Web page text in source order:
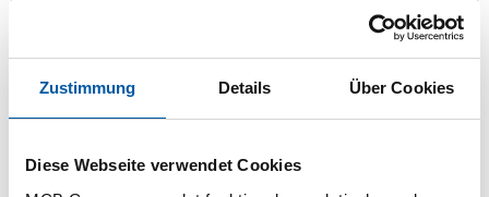
Zustimmung Details Über Cookies
Diese Webseite verwendet Cookies
Bestellen mit Ihren eigenen Artikelnummern